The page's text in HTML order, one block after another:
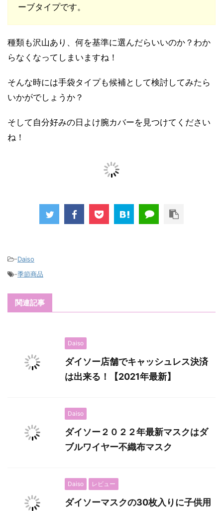
ーブタイプです。
種類も沢山あり、何を基準に選んだらいいのか？わか
らなくなってしまいますね！
そんな時には手袋タイプも候補として検討してみたら
いかがでしょうか？
そして自分好みの日よけ腕カバーを見つけてください
ね！
-Daiso
-季節商品
関連記事
Daiso
ダイソー店舗でキャッシュレス決済
は出来る！【2021年最新】
Daiso
ダイソー２０２２年最新マスクはダ
ブルワイヤー不織布マスク
Daiso レビュー
ダイソーマスクの30枚入りに子供用